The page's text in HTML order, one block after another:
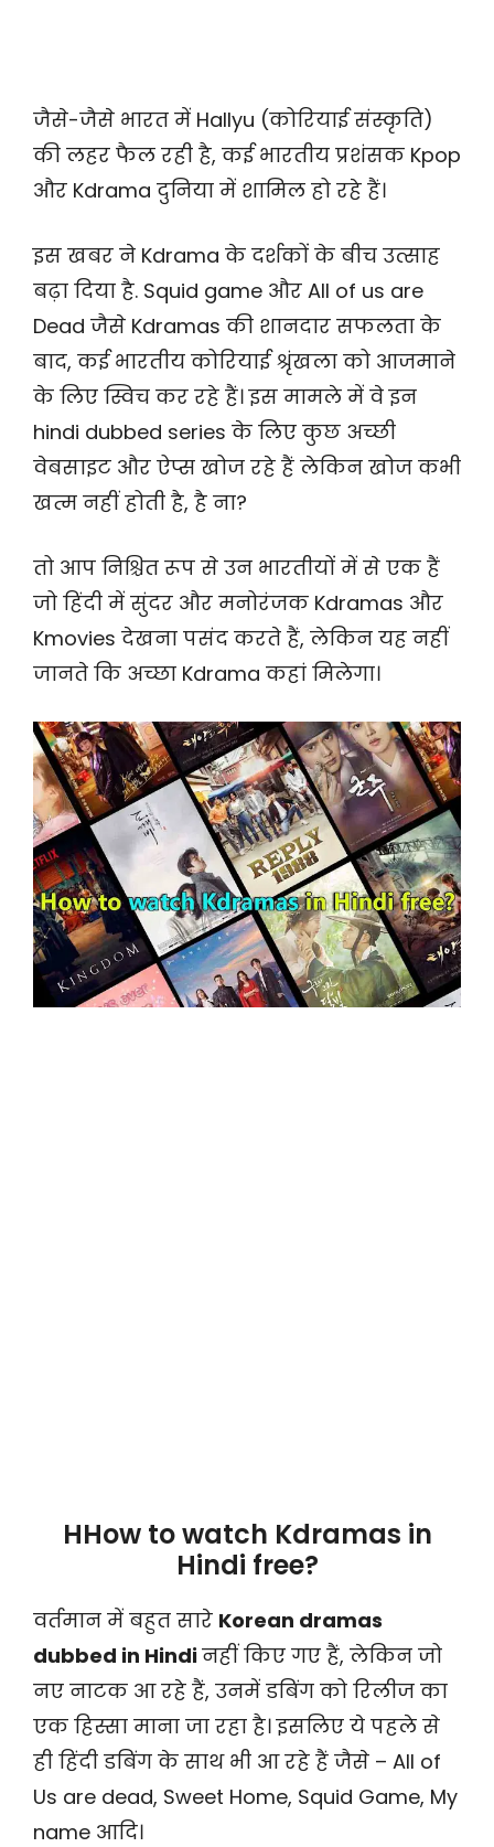
जैसे-जैसे भारत में Hallyu (कोरियाई संस्कृति)
की लहर फैल रही है, कई भारतीय प्रशंसक Kpop
और Kdrama दुनिया में शामिल हो रहे हैं।
इस खबर ने Kdrama के दर्शकों के बीच उत्साह
बढ़ा दिया है. Squid game और All of us are
Dead जैसे Kdramas की शानदार सफलता के
बाद, कई भारतीय कोरियाई श्रृंखला को आजमाने
के लिए स्विच कर रहे हैं। इस मामले में वे इन
hindi dubbed series के लिए कुछ अच्छी
वेबसाइट और ऐप्स खोज रहे हैं लेकिन खोज कभी
खत्म नहीं होती है, है ना?
तो आप निश्चित रूप से उन भारतीयों में से एक हैं
जो हिंदी में सुंदर और मनोरंजक Kdramas और
Kmovies देखना पसंद करते हैं, लेकिन यह नहीं
जानते कि अच्छा Kdrama कहां मिलेगा।
HHow to watch Kdramas in
Hindi free?
वर्तमान में बहुत सारे Korean dramas
dubbed in Hindiनहीं किए गए हैं, लेकिन जो
नए नाटक आ रहे हैं, उनमें डबिंग को रिलीज का
एक हिस्सा माना जा रहा है। इसलिए ये पहले से
ही हिंदी डबिंग के साथ भी आ रहे हैं जैसे – All of
Us are dead, Sweet Home, Squid Game, My
name आदि।